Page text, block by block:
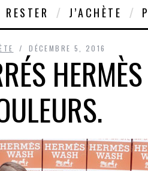
J’ACHÈTE
DÉCEMBRE 5, 2016